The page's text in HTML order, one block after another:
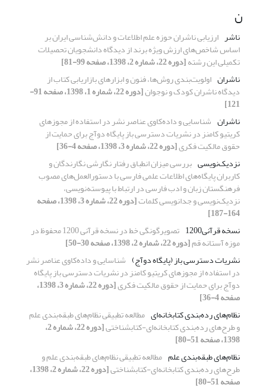
ن
ناشر ارزیابی ناشران حوزه‌ علم اطلاعات و دانش‌شناسی ایران بر
اساس شاخص‌های ارزش ویژه‌ برند از دیدگاه دانشجویان تحصیلات
تکمیلی این رشته[دوره 22، شماره 2، 1398، صفحه 99-81]
ناشران اولویت‌بندی روش‌ها، فنون و ابزارهای بازاریابی کتاب از
دیدگاه ناشران کودک و نوجوان [دوره 22، شماره 1، 1398، صفحه 91-
121]
ناشران شناسایی و داده‌کاوی عناصر نشر در استفاده از مجوزهای
کریتیو کامنز در نشریات دسترسی باز پایگاه دوآج برای حمایت از
حقوق مالکیت فکری[دوره 22، شماره 3، 1398، صفحه 4-36]
نزدیک‌نویسی بررسی میزان انطباق رفتار نگارشی نگارندگان و
کاربران پایگاه‌های اطلاعات علمی فارسی با دستورالعمل‌های مصوب
فرهنگستان زبان و ادب فارسی در ارتباط با پیوسته‌نویسی،
نزدیک‌نویسی و جدانویسی کلمات [دوره 22، شماره 3، 1398، صفحه
164-187]
نسخه ‌قرآنی1200
تصویرگونگی خط در نسخه قرآنی 1200 محفوظ در
موزه آستانه قم[دوره 22، شماره 2، 1398، صفحه 30-50]
نشریات دسترسی باز (پایگاه دوآج) شناسایی و داده‌کاوی عناصر نشر
در استفاده از مجوزهای کریتیو کامنز در نشریات دسترسی باز پایگاه
دوآج برای حمایت از حقوق مالکیت فکری [دوره 22، شماره 3، 1398،
صفحه 4-36]
نظام‌های رده‌بندی کتابخانه‌ای مطالعه تطبیقی نظام‌های طبقه‌بندی علم
و طرح‌های رده‌بندی کتابخانه‌ای-کتابشناختی [دوره 22، شماره 2،
1398، صفحه 51-80]
نظام‌های طبقه‌بندی علم مطالعه تطبیقی نظام‌های طبقه‌بندی علم و
طرح‌های رده‌بندی کتابخانه‌ای-کتابشناختی [دوره 22، شماره 2، 1398،
صفحه 51-80]